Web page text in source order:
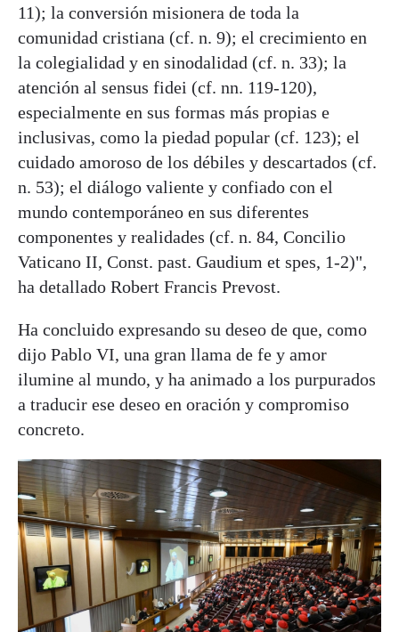
11); la conversión misionera de toda la
comunidad cristiana (cf. n. 9); el crecimiento en
la colegialidad y en sinodalidad (cf. n. 33); la
atención al sensus fidei (cf. nn. 119-120),
especialmente en sus formas más propias e
inclusivas, como la piedad popular (cf. 123); el
cuidado amoroso de los débiles y descartados (cf.
n. 53); el diálogo valiente y confiado con el
mundo contemporáneo en sus diferentes
componentes y realidades (cf. n. 84, Concilio
Vaticano II, Const. past. Gaudium et spes, 1-2)",
ha detallado Robert Francis Prevost.
Ha concluido expresando su deseo de que, como
dijo Pablo VI, una gran llama de fe y amor
ilumine al mundo, y ha animado a los purpurados
a traducir ese deseo en oración y compromiso
concreto.